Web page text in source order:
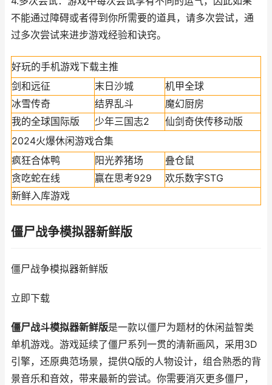
不能通过障碍或者得到你所需要的道具，请多次尝试，通
过多次尝试来进步游戏经验和诀窍。
好玩的手机游戏下载主推
剑和远征
末日沙城
机甲全球
冰雪传奇
结界乱斗
魔幻厨房
我的全球国际版
少年三国志2
仙剑奇侠传移动版
2024火爆休闲游戏合集
疯狂合体鸭
阳光养猪场
叠仓鼠
贪吃蛇在线
赢在思考929
欢乐数字STG
新鲜入库游戏
僵尸战争模拟器新鲜版
僵尸战争模拟器新鲜版
立即下载
僵尸战斗模拟器新鲜版是一款以僵尸为题材的休闲益智类
单机游戏。游戏延续了僵尸系列一贯的清新画风，采用3D
引擎，还原典范场景，提供Q版的人物设计，组合熟悉的背
景音乐和音效，带来最新的尝试。你需要消灭更多僵尸，